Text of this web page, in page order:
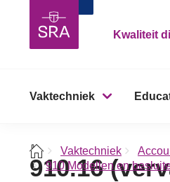
Kwaliteit
Vaktechniek
Vaktechniek
910 Modellen en
910.16